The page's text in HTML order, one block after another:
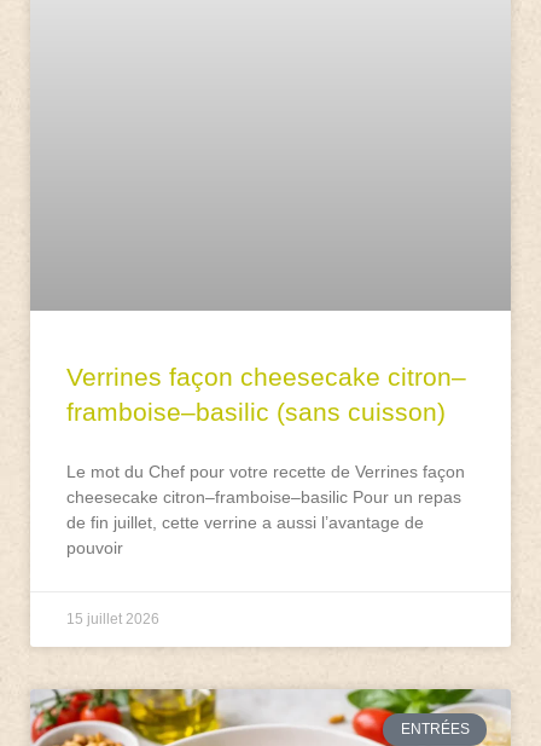
Verrines façon cheesecake citron–
framboise–basilic (sans cuisson)
Le mot du Chef pour votre recette de Verrines façon
cheesecake citron–framboise–basilic Pour un repas
de fin juillet, cette verrine a aussi l’avantage de
pouvoir
15 juillet 2026
ENTRÉES